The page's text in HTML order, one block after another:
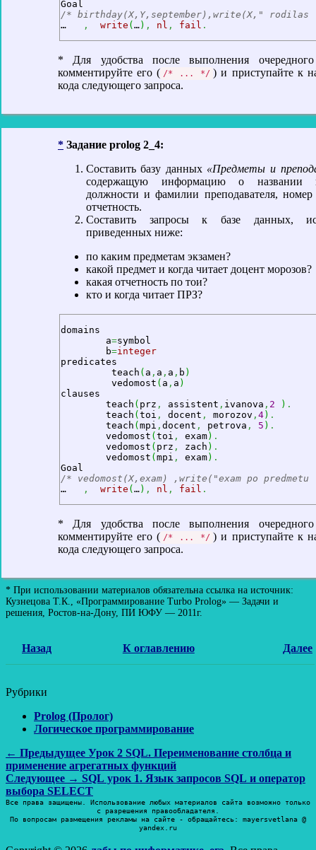
/* birthday(X,Y,september),write(X,"
…
, write ( …) , nl , fail .
* Для удобства после выполнения очередного
комментируйте его ( /* ... */ ) и приступайте к
кода следующего запроса.
* Задание prolog 2_4:
Составить базу данных «Предметы и
содержащую информацию о названии
должности и фамилии преподавателя, номер
отчетность.
Составить запросы к базе данных,
приведенных ниже:
по каким предметам экзамен?
какой предмет и когда читает доцент морозов?
какая отчетность по тои?
кто и когда читает ПРЗ?
domains
	a
=symbol
	b
=integer
predicates
	 teach
( a , a , a , b )
	 vedomost
( a , a )
clauses
	teach
( prz , assistent , ivanova , 2 ) .
	teach
( toi , docent , morozov , 4) .
	teach
( mpi , docent , petrova , 5 ) .
	vedomost
( toi , exam) .
	vedomost
( prz , zach ) .
	vedomost
( mpi , exam) .
/* vedomost(X,exam) ,write("exam po
…
, write ( …) , nl , fail .
* Для удобства после выполнения очередного
комментируйте его ( /* ... */ ) и приступайте к
кода следующего запроса.
* При использовании материалов обязательна ссылка на источник:
Кузнецова Т.К., «Программирование Turbo Prolog» — Задачи и
решения, Ростов-на-Дону, ПИ ЮФУ — 2011г.
Назад К оглавлению Далее
Рубрики
Prolog (Пролог)
Логическое программирование
Навигация
по
записям
← Предыдущее Предыдущая
запись:
Урок 2 SQL. Переименование столбца и
применение агрегатных функций
Следующее → Следующая
запись:
SQL урок 1. Язык запросов SQL и оператор
выбора SELECT
Все права защищены. Использование любых материалов сайта возможно только
с разрешения правообладателя.
По вопросам размещения рекламы на сайте - обращайтесь: mayersvetlana @
yandex.ru